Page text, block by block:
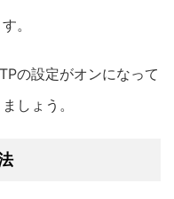
。
の設定がオンになって
しょう。